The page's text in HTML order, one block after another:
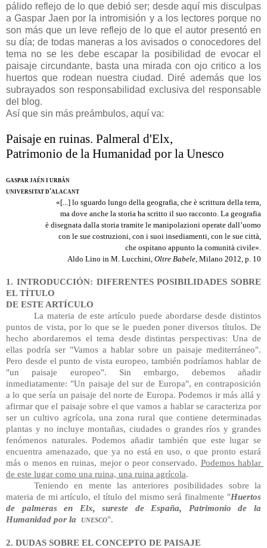
pálido reflejo de lo que debió ser; desde aquí mis disculpas
a Gaspar Jaen por la intromisión y a los lectores porque no
son más que un leve reflejo de lo que el autor presentó en
su día; de todas maneras a los avisados o conocedores del
tema no se les debe escapar la posibilidad de evocar el
paisaje circundante, basta una mirada con ojo critico a los
huertos que rodean nuestra ciudad. Diré además que los
subrayados son responsabilidad exclusiva del responsable
del blog.
Así que sin más preámbulos, aquí va:
Paisaje en ruinas. Palmeral d'Elx,
Patrimonio de la Humanidad por la Unesco
GASPAR JAÉN I URBÁN
UNIVERSITAT D 'ALACANT
«[...] lo sguardo lungo della geografia, che è scrittura della terra,
ma dove anche la storia ha scritto il suo racconto. La geografia
è disegnata dalla storia tramite le manipolazioni operate dall’uomo
con le sue costruzioni, con i suoi insediamenti, con le sue città,
che ospitano appunto la comunità civile».
Aldo Lino in M. Lucchini, Oltre Babele , Milano 2012, p. 10
1. INTRODUCCIÓN: DIFERENTES POSIBILIDADES SOBRE
EL TÍTULO
DE ESTE ARTÍCULO
La materia de este artículo puede abordarse desde distintos
puntos de vista, por lo que se le pueden poner diversos títulos. De
hecho abordaremos el tema desde distintas perspectivas: Una de
ellas podría ser "Vamos a hablar sobre un paisaje mediterráneo".
Pero desde el punto de vista europeo, también podríamos hablar de
"un paisaje europeo". Sin embargo, debemos añadir
inmediatamente: "Un paisaje del sur de Europa", en contraposición
a lo que sería un paisaje del norte de Europa. Podemos ir más allá y
afirmar que el paisaje sobre el que vamos a hablar se caracteriza por
ser un cultivo agrícola, una zona rural que contiene determinadas
plantas y no incluye montañas, ciudades o grandes ríos y grandes
fenómenos naturales. Podemos añadir también que este lugar se
encuentra amenazado, que ya no está en uso, o que pronto estará
más o menos en ruinas, mejor o peor conservado. Podemos hablar
de este lugar como una ruina, una ruina agrícola.
Teniendo en mente las anteriores posibilidades sobre la
materia de mi artículo, el título del mismo será finalmente "Huertos
de palmeras en Elx, sureste de España, Patrimonio de la
Humanidad por la
UNESCO".
2. DUDAS SOBRE EL CONCEPTO DE PAISAJE